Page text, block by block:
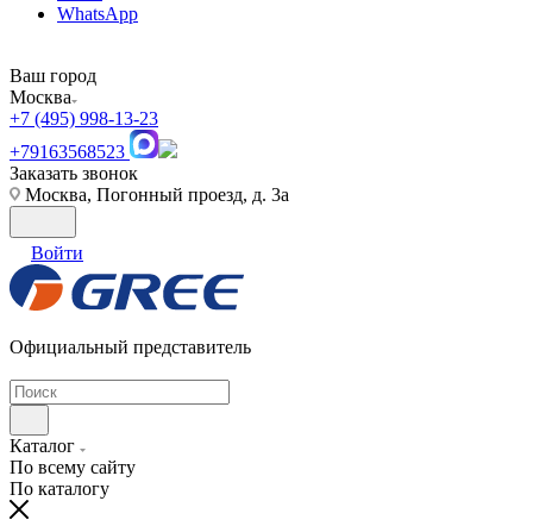
WhatsApp
Ваш город
Москва
+7 (495) 998-13-23
+79163568523
Заказать звонок
Москва, Погонный проезд, д. 3а
Войти
Официальный представитель
Каталог
По всему сайту
По каталогу